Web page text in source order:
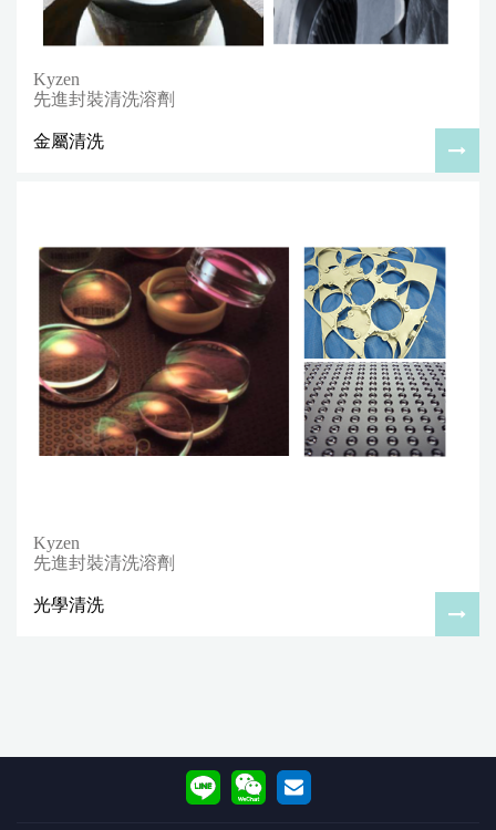
Kyzen
先進封裝清洗溶劑
金屬清洗
Kyzen
先進封裝清洗溶劑
光學清洗